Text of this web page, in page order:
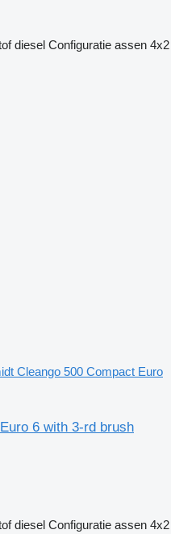
diesel Configuratie assen 4x2
Cleango 500 Compact Euro
6 with 3-rd brush
diesel Configuratie assen 4x2